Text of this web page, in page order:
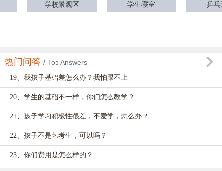
学校景观区 学生寝室 乒乓球场
热门问答 / Top Answers
16、食宿怎么解决？
19、我孩子基础差怎么办？我怕跟不上
20、学生的基础不一样，你们怎么教学？
21、孩子学习积极性很差，不爱学，怎么办？
22、孩子不是艺考生，可以吗？
23、你们费用是怎么样的？
24、各种班有什么区别？